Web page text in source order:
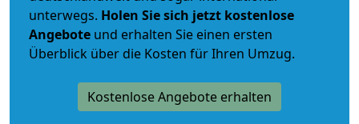
unterwegs. Holen Sie sich jetzt kostenlose
Angebote und erhalten Sie einen ersten
Überblick über die Kosten für Ihren Umzug.
Kostenlose Angebote erhalten